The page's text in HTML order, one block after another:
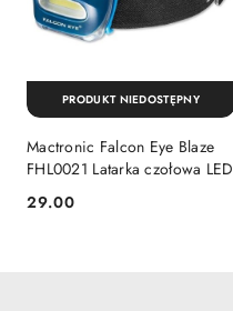
Mactronic Falcon Eye Blaze
FHL0021 Latarka czołowa LED
Cena:
29.00
PRODUKT NIEDOSTĘPNY